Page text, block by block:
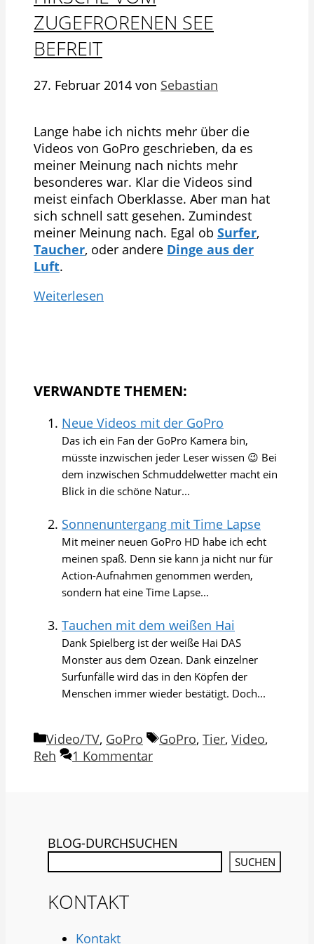
ZUGEFRORENEN SEE
BEFREIT
27. Februar 2014 von Sebastian
Lange habe ich nichts mehr über die
Videos von GoPro geschrieben, da es
meiner Meinung nach nichts mehr
besonderes war. Klar die Videos sind
meist einfach Oberklasse. Aber man hat
sich schnell satt gesehen. Zumindest
meiner Meinung nach. Egal ob Surfer,
Taucher, oder andere Dinge aus der
Luft.
Weiterlesen
VERWANDTE THEMEN:
Neue Videos mit der GoPro
Das ich ein Fan der GoPro Kamera bin,
müsste inzwischen jeder Leser wissen 😉 Bei
dem inzwischen Schmuddelwetter macht ein
Blick in die schöne Natur...
Sonnenuntergang mit Time Lapse
Mit meiner neuen GoPro HD habe ich echt
meinen spaß. Denn sie kann ja nicht nur für
Action-Aufnahmen genommen werden,
sondern hat eine Time Lapse...
Tauchen mit dem weißen Hai
Dank Spielberg ist der weiße Hai DAS
Monster aus dem Ozean. Dank einzelner
Surfunfälle wird das in den Köpfen der
Menschen immer wieder bestätigt. Doch...
Kategorien
Video/TV, GoPro Schlagwörter
GoPro, Tier, Video,
Reh
1 Kommentar
BLOG-DURCHSUCHEN
SUCHEN
KONTAKT
Kontakt